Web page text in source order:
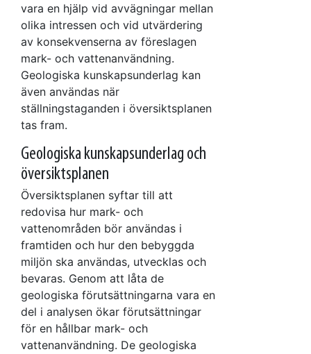
vara en hjälp vid avvägningar mellan
olika intressen och vid utvärdering
av konsekvenserna av föreslagen
mark- och vattenanvändning.
Geologiska kunskapsunderlag kan
även användas när
ställningstaganden i översiktsplanen
tas fram.
Geologiska kunskapsunderlag och
översiktsplanen
Översiktsplanen syftar till att
redovisa hur mark- och
vattenområden bör användas i
framtiden och hur den bebyggda
miljön ska användas, utvecklas och
bevaras. Genom att låta de
geologiska förutsättningarna vara en
del i analysen ökar förutsättningar
för en hållbar mark- och
vattenanvändning. De geologiska